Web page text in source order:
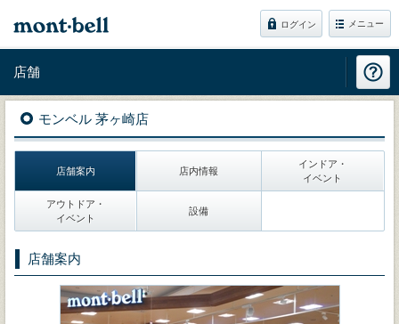
ログイン メニュー
店舗
モンベル 茅ヶ崎店
店舗案内 店内情報
インドア・
イベント
アウトドア・
イベント
設備
店舗案内